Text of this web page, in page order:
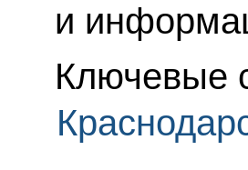
и
Ключевые